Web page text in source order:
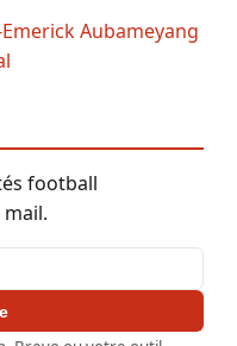
Aubameyang
football